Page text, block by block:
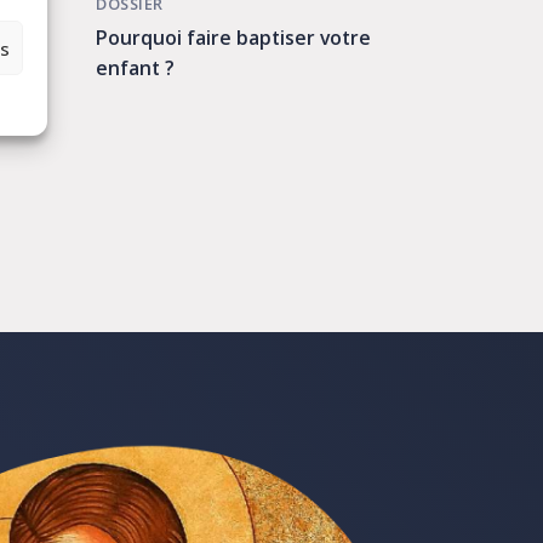
Pourquoi faire baptiser votre
enfant ?